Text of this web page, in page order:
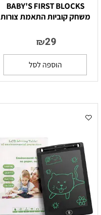
BABY'S FIRST BLOCKS
משחק קוביות התאמת צורות
₪29
הוספה לסל